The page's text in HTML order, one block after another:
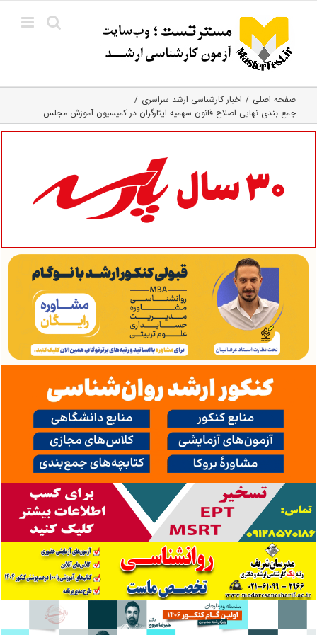
content
صفحه اصلی
اخبار کارشناسی ارشد سراسری
جمع بندی نهایی اصلاح قانون سهمیه ایثارگران در کمیسیون آموزش مجلس